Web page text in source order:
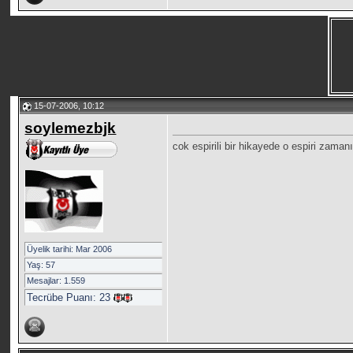
15-07-2006, 10:12
soylemezbjk
Üyelik tarihi: Mar 2006
Yaş: 57
Mesajlar: 1.559
Tecrübe Puanı:23
cok espirili bir hikayede o espiri